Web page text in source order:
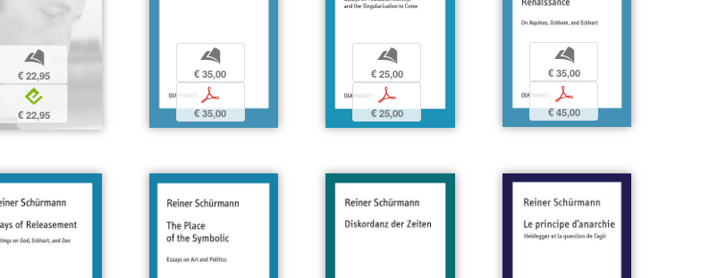
b
€ 22,95
e
€ 22,95
b
€ 35,00
p
€ 35,00
b
€ 25,00
p
€ 25,00
b
€ 35,00
p
€ 45,00